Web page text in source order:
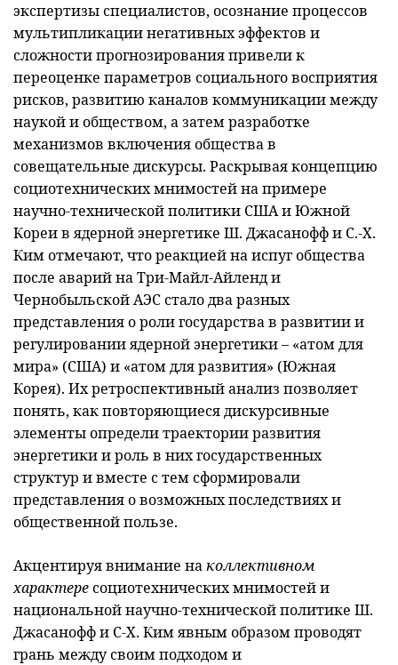
экспертизы специалистов, осознание процессов
мультипликации негативных эффектов и
сложности прогнозирования привели к
переоценке параметров социального восприятия
рисков, развитию каналов коммуникации между
наукой и обществом, а затем разработке
механизмов включения общества в
совещательные дискурсы. Раскрывая концепцию
социотехнических мнимостей на примере
научно-технической политики США и Южной
Кореи в ядерной энергетике Ш. Джасанофф и С.-Х.
Ким отмечают, что реакцией на испуг общества
после аварий на Три-Майл-Айленд и
Чернобыльской АЭС стало два разных
представления о роли государства в развитии и
регулировании ядерной энергетики – «атом для
мира» (США) и «атом для развития» (Южная
Корея). Их ретроспективный анализ позволяет
понять, как повторяющиеся дискурсивные
элементы определи траектории развития
энергетики и роль в них государственных
структур и вместе с тем сформировали
представления о возможных последствиях и
общественной пользе.
Акцентируя внимание наколлективном
характересоциотехнических мнимостей и
национальной научно-технической политике Ш.
Джасанофф и С-Х. Ким явным образом проводят
грань между своим подходом и